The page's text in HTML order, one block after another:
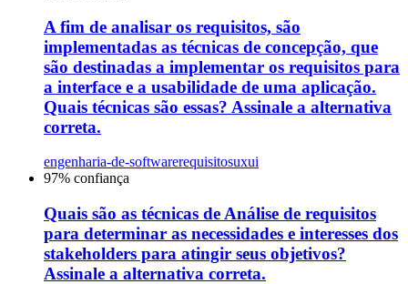
A fim de analisar os requisitos, são
implementadas as técnicas de concepção, que
são destinadas a implementar os requisitos para
a interface e a usabilidade de uma aplicação.
Quais técnicas são essas? Assinale a alternativa
correta.
engenharia-de-softwarerequisitosuxui
97% confiança
Quais são as técnicas de Análise de requisitos
para determinar as necessidades e interesses dos
stakeholders para atingir seus objetivos?
Assinale a alternativa correta.